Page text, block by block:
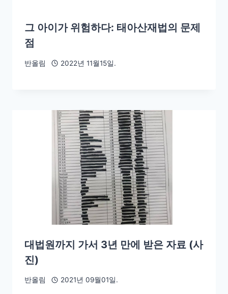
그 아이가 위험하다: 태아산재법의 문제
점
반올림 2022년 11월15일.
대법원까지 가서 3년 만에 받은 자료 (사
진)
반올림 2021년 09월01일.